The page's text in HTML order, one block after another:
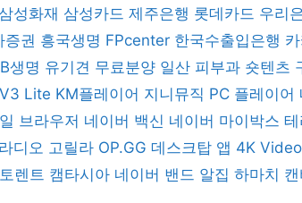
삼성화재 삼성카드 제주은행 롯데카드 우리
증권 흥국생명 FPcenter 한국수출입은행
생명 유기견 무료분양 일산 피부과 숏텐츠
V3 Lite KM플레이어 지니뮤직 PC 플레이어
브라우저 네이버 백신 네이버 마이박스
디오 고릴라 OP.GG 데스크탑 앱 4K
렌트 캠타시아 네이버 밴드 알집 하마치